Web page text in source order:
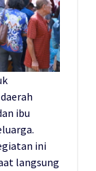
ibu
ini
langsung